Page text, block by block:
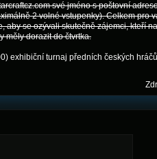
své jméno s poštovní
2 volné vstupenky). Celkem pro
aby se ozývali skutečně zájemci, kteří
měly dorazit do čtvrtka.
exhibiční turnaj předních českých